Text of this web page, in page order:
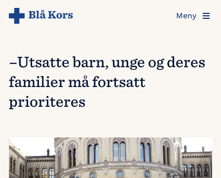
Hopp
Meny
–Utsatte barn, unge og deres
familier må fortsatt
prioriteres